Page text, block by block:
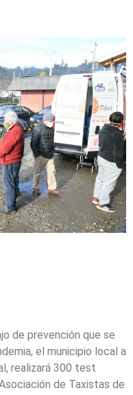
de prevención que se
el municipio local a
realizará 300 test
de Taxistas de